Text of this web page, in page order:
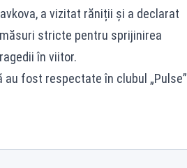
a vizitat răniții și a declarat
stricte pentru sprijinirea
în viitor.
fost respectate în clubul „Pulse”